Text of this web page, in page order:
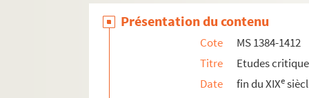
Lambs, Abeylauben im Elsass
Larnac, Chants de la Réforme
Erichson, Hedios Itinerar
Roehrich, Evel von Morsbronn
Hofmann, Gesch. der Inguisition, II.
Présentation du contenu
Cote
MS 1384-1412
Titre
Etudes
Date
fin du XIXe